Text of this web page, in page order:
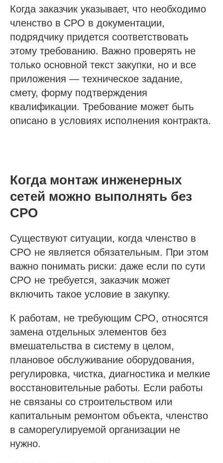
Когда заказчик указывает, что необходимо
членство в СРО в документации,
подрядчику придется соответствовать
этому требованию. Важно проверять не
только основной текст закупки, но и все
приложения — техническое задание,
смету, форму подтверждения
квалификации. Требование может быть
описано в условиях исполнения контракта.
Когда монтаж инженерных
сетей можно выполнять без
СРО
Существуют ситуации, когда членство в
СРО не является обязательным. При этом
важно понимать риски: даже если по сути
СРО не требуется, заказчик может
включить такое условие в закупку.
К работам, не требующим СРО, относятся
замена отдельных элементов без
вмешательства в систему в целом,
плановое обслуживание оборудования,
регулировка, чистка, диагностика и мелкие
восстановительные работы. Если работы
не связаны со строительством или
капитальным ремонтом объекта, членство
в саморегулируемой организации не
нужно.